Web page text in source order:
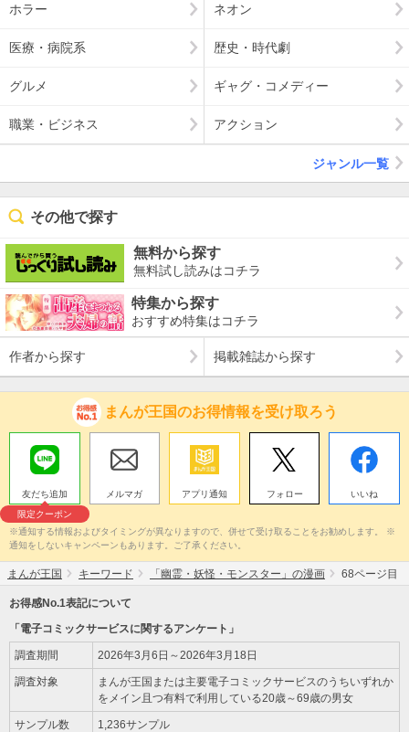
ホラー ネオン
医療・病院系 歴史・時代劇
グルメ ギャグ・コメディー
職業・ビジネス アクション
ジャンル一覧
その他で探す
無料から探す
無料試し読みはコチラ
特集から探す
おすすめ特集はコチラ
作者から探す 掲載雑誌から探す
まんが王国のお得情報を受け取ろう
友だち追加
限定クーポン
メルマガ アプリ通知 フォロー いいね
※通知する情報およびタイミングが異なりますので、併せて受け取ることをお勧めします。 ※
通知をしないキャンペーンもあります。ご了承ください。
まんが王国 キーワード 「幽霊・妖怪・モンスター」の漫画 68ページ目
お得感No.1表記について
「電子コミックサービスに関するアンケート」
調査期間 2026年3月6日～2026年3月18日
調査対象
まんが王国または主要電子コミックサービスのうちいずれか
をメイン且つ有料で利用している20歳～69歳の男女
サンプル数 1,236サンプル